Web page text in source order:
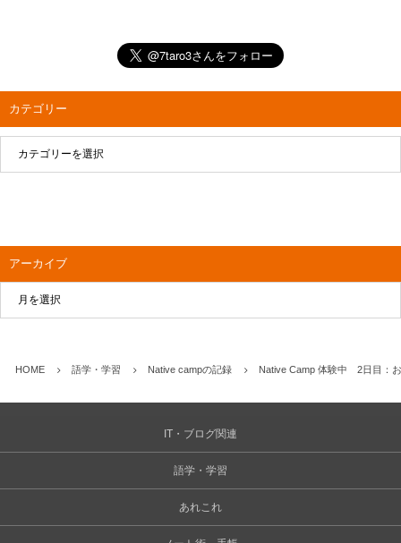
カテゴリー
アーカイブ
HOME 語学・学習 Native campの記録 Native Camp 体験中 2日目：
IT・ブログ関連
語学・学習
あれこれ